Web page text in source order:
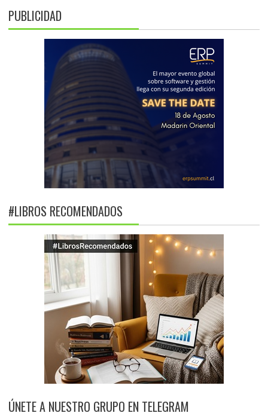
PUBLICIDAD
#LIBROS RECOMENDADOS
ÚNETE A NUESTRO GRUPO EN TELEGRAM